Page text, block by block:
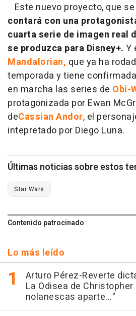
Este nuevo proyecto, que
contará con una
cuarta serie de imagen real
se produzca para Disney+. Y
Mandalorian, que ya ha
temporada y tiene
en marcha las series de Obi-
protagonizada por Ewan
deCassian Andor, el
intepretado por Diego Luna.
Últimas noticias sobre estos
Star Wars
Contenido patrocinado
Lo más leído
Arturo Pérez-Reverte
La Odisea de
nolanescas aparte..."